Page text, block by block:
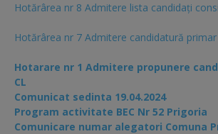
Hotărârea nr 8 Admitere lista candidaţi
Hotărârea nr 7 Admitere candidatură primar
Hotarare nr 1 Admitere propunere
CL
Comunicat sedinta 19.04.2024
Program activitate BEC Nr 52 Prigoria
Comunicare numar alegatori Comuna